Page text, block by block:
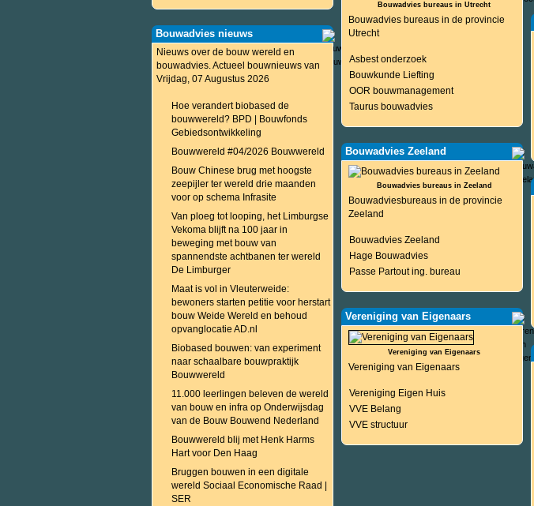
Bouwadvies nieuws
Nieuws over de bouw wereld en
bouwadvies. Actueel bouwnieuws van
Vrijdag, 07 Augustus 2026
Hoe verandert biobased de
bouwwereld? BPD | Bouwfonds
Gebiedsontwikkeling
Bouwwereld #04/2026 Bouwwereld
Bouw Chinese brug met hoogste
zeepijler ter wereld drie maanden
voor op schema Infrasite
Van ploeg tot looping, het Limburgse
Vekoma blijft na 100 jaar in
beweging met bouw van
spannendste achtbanen ter wereld
De Limburger
Maat is vol in Vleuterweide:
bewoners starten petitie voor herstart
bouw Weide Wereld en behoud
opvanglocatie AD.nl
Biobased bouwen: van experiment
naar schaalbare bouwpraktijk
Bouwwereld
11.000 leerlingen beleven de wereld
van bouw en infra op Onderwijsdag
van de Bouw Bouwend Nederland
Bouwwereld blij met Henk Harms
Hart voor Den Haag
Bruggen bouwen in een digitale
wereld Sociaal Economische Raad |
SER
Bouwadvies bureaus in Utrecht
Bouwadvies bureaus in de provincie
Utrecht
Asbest onderzoek
Bouwkunde Liefting
OOR bouwmanagement
Taurus bouwadvies
Bouwadvies Zeeland
Bouwadvies bureaus in Zeeland
Bouwadviesbureaus in de provincie
Zeeland
Bouwadvies Zeeland
Hage Bouwadvies
Passe Partout ing. bureau
Vereniging van Eigenaars
Vereniging van Eigenaars
Vereniging van Eigenaars
Vereniging Eigen Huis
VVE Belang
VVE structuur